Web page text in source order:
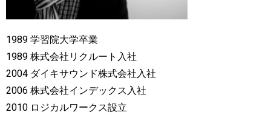
1989 学習院大学卒業
1989 株式会社リクルート入社
2004 ダイキサウンド株式会社入社
2006 株式会社インデックス入社
2010 ロジカルワークス設立